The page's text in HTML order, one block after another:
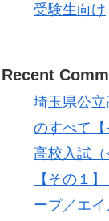
受験生向け
Recent
埼玉県公立
のすべて【
高校入試
【その１
ープ／エイ